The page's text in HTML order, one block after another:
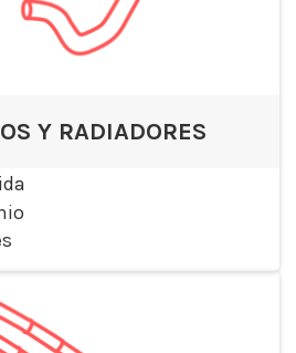
Y RADIADORES